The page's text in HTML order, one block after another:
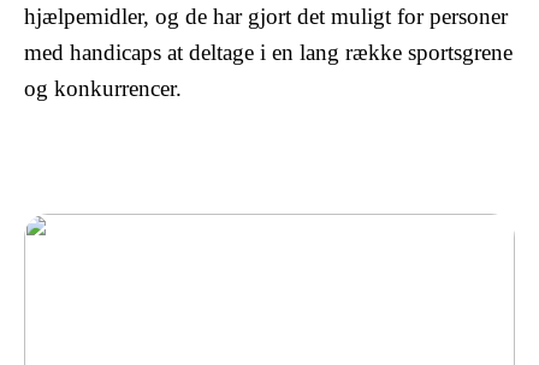
hjælpemidler, og de har gjort det muligt for personer
med handicaps at deltage i en lang række sportsgrene
og konkurrencer.